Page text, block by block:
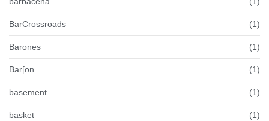
BarCrossroads (1)
Barones (1)
Bar[on (1)
basement (1)
basket (1)